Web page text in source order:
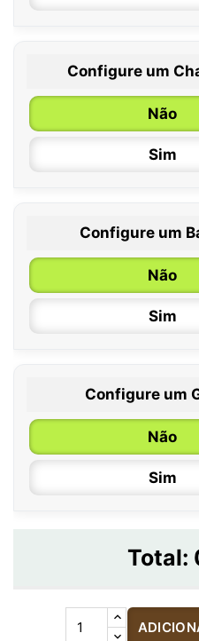
0 / 6
6 / 12
12 / 18
Configure um
Não
Sim
Configure um
Não
Sim
Configure um
Não
Sim
Total: